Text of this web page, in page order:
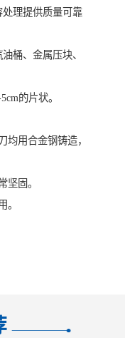
处理提供质量可靠
桶、金属压块、
的片状。
均用合金钢铸造，
坚固。
。